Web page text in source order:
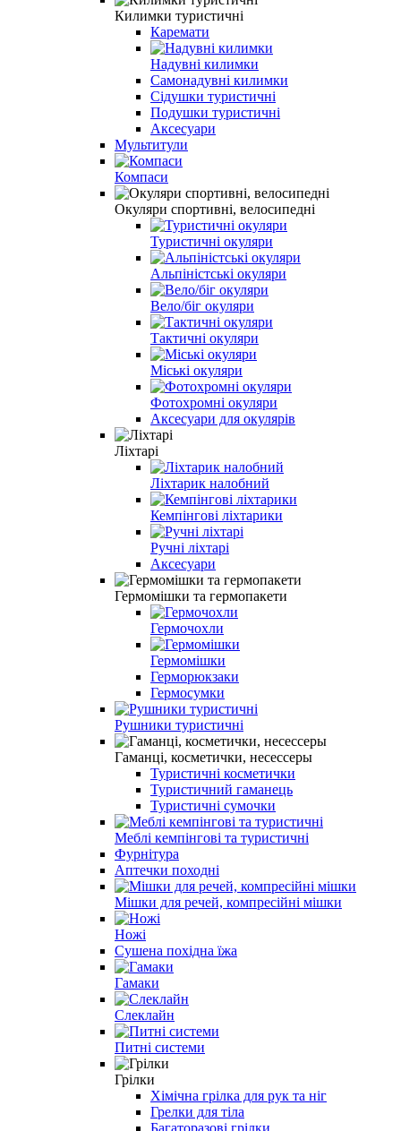
Килимки туристичні
Каремати
Надувні килимки
Самонадувні килимки
Сідушки туристичні
Подушки туристичні
Аксесуари
Мультитули
Компаси
Окуляри спортивні, велосипедні
Туристичні окуляри
Альпіністські окуляри
Вело/біг окуляри
Тактичні окуляри
Міські окуляри
Фотохромні окуляри
Аксесуари для окулярів
Ліхтарі
Ліхтарик налобний
Кемпінгові ліхтарики
Ручні ліхтарі
Аксесуари
Гермомішки та гермопакети
Гермочохли
Гермомішки
Герморюкзаки
Гермосумки
Рушники туристичні
Гаманці, косметички, несессеры
Туристичні косметички
Туристичний гаманець
Туристичні сумочки
Меблі кемпінгові та туристичні
Фурнітура
Аптечки походні
Мішки для речей, компресійні мішки
Ножі
Сушена похідна їжа
Гамаки
Слеклайн
Питні системи
Грілки
Хімічна грілка для рук та ніг
Грелки для тіла
Багаторазові грілки